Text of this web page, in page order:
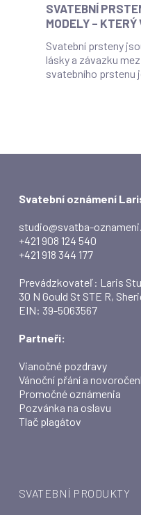
SVATEBNÍ
MODELY –
Svatební prsteny
lásky a závazku
svatebního prstenu
Svatební oznámení
studio@svatba-
+421 908 124 540
+421 918 344 177
Prevádzkovateľ: Laris
30 N Gould St STE R,
EIN: 39-5063567
Partneři:
Vianočné pozdravy
Vánoční přání a
Promočné oznámenia
Pozvánka na oslavu
Tlač plagátov
SVATEBNÍ PRODUKTY